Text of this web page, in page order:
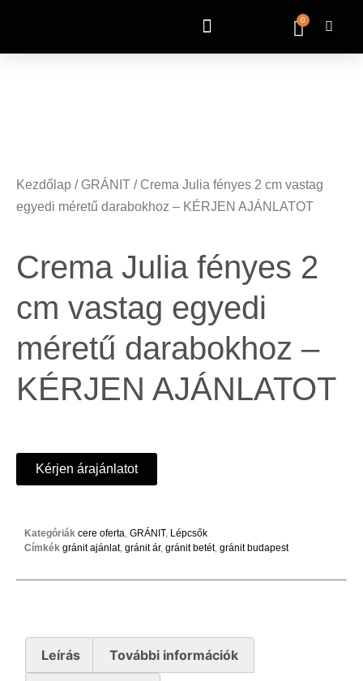
0
Kezdőlap / GRÁNIT / Crema Julia fényes 2 cm vastag
egyedi méretű darabokhoz – KÉRJEN AJÁNLATOT
Crema Julia fényes 2
cm vastag egyedi
méretű darabokhoz –
KÉRJEN AJÁNLATOT
Kérjen árajánlatot
Kategóriák cere oferta, GRÁNIT, Lépcsők
Címkék gránit ajánlat, gránit ár, gránit betét, gránit budapest
Leírás További információk